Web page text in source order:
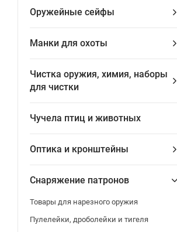
Оружейные сейфы
Манки для охоты
Чистка оружия, химия, наборы
для чистки
Чучела птиц и животных
Оптика и кронштейны
Снаряжение патронов
Товары для нарезного оружия
Пулелейки, дроболейки и тигеля